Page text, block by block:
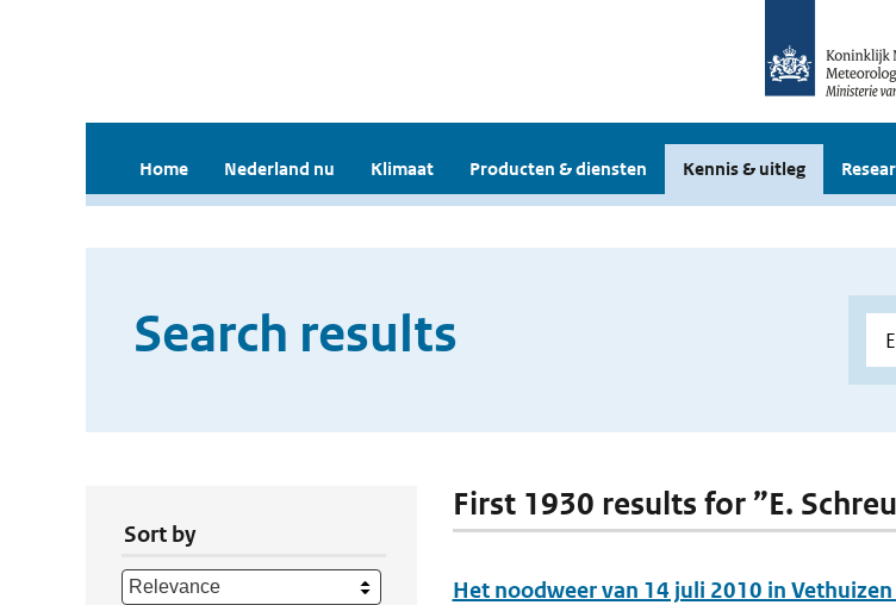
Home Nederland nu Klimaat Producten & diensten Kennis & uitleg
Search results
Sort by
First 1930 results for ”E.
Het noodweer van 14 juli 2010 in